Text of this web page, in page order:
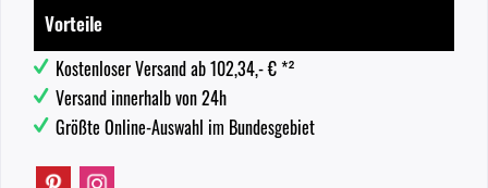
Vorteile
Kostenloser Versand ab 102,34,- € *²
Versand innerhalb von 24h
Größte Online-Auswahl im Bundesgebiet